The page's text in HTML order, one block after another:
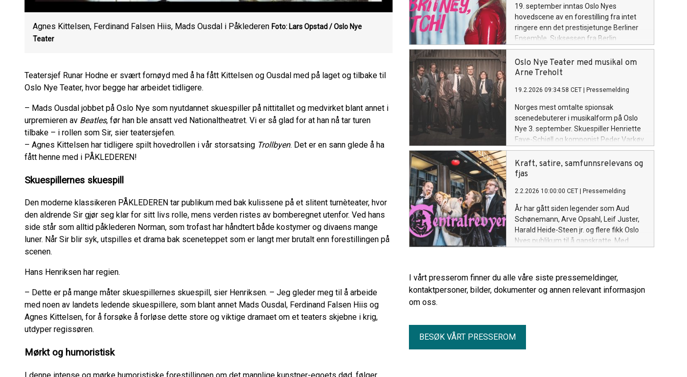
Agnes Kittelsen, Ferdinand Falsen Hiis, Mads Ousdal i Påklederen Foto: Lars Opstad /Oslo Nye
Teater
Teatersjef Runar Hodne er svært fornøyd med å ha fått Kittelsen og Ousdal med på laget og tilbake til
Oslo Nye Teater, hvor begge har arbeidet tidligere.
– Mads Ousdal jobbet på Oslo Nye som nyutdannet skuespiller på nittitallet og medvirket blant annet i
urpremieren av Beatles, før han ble ansatt ved Nationaltheatret. Vi er så glad for at han nå tar turen
tilbake – i rollen som Sir, sier teatersjefen.
– Agnes Kittelsen har tidligere spilt hovedrollen i vår storsatsing Trollbyen. Det er en sann glede å ha
fått henne med i PÅKLEDEREN!
Skuespillernes skuespill
Den moderne klassikeren PÅKLEDEREN tar publikum med bak kulissene på et slitent turnèteater, hvor
den aldrende Sir gjør seg klar for sitt livs rolle, mens verden ristes av bomberegnet utenfor. Ved hans
side står som alltid påklederen Norman, som trofast har håndtert både kostymer og divaens mange
luner. Når Sir blir syk, utspilles et drama bak sceneteppet som er langt mer brutalt enn forestillingen på
scenen.
Hans Henriksen har regien.
– Dette er på mange måter skuespillernes skuespill, sier Henriksen. – Jeg gleder meg til å arbeide
med noen av landets ledende skuespillere, som blant annet Mads Ousdal, Ferdinand Falsen Hiis og
Agnes Kittelsen, for å forsøke å forløse dette store og viktige dramaet om et teaters skjebne i krig,
utdyper regissøren.
Mørkt og humoristisk
19. september inntas Oslo Nyes
hovedscene av en forestilling fra intet
ringere enn det prestisjetunge Berliner
Ensemble. Suksessen fra Berlin
analyserer popdronningen Britney
Spears' opp-og nedturer, som kanskje
ikke var helt som media fremstilte de?
BITCH! spilles av Caroline Glomnes, kjent
fra drama-komedien Cammo på NRK,
som skaffet henne Gullruten som Beste
skuespiller, og hvor hun også er
manusforfatter og serieskaper.
Glomnes gleder stort seg til å gjøre
sin største utfordring.
Oslo Nye Teater med musikal om
Arne Treholt
19.2.2026 09:34:58 CET Pressemelding
Norges mest omtalte spionsak
scenedebuterer i musikalform på Oslo
Nye 3. september. Skuespiller Henriette
Faye-Schjøll og komponist Peder Varkøy
fester sin versjon av TREHOLT til papiret
i disse dager og kaller den "en
spionmusikal i gråsonen, basert på en
iscenesatt av folk som ikke var der". For
hvem var egentlig den omstridte Arne
Treholt?
Kraft, satire, samfunnsrelevans og
fjas
2.2.2026 10:00:00 CET Pressemelding
År har gått siden legender som Aud
Schønemann, Arve Opsahl, Leif Juster,
Harald Heide-Steen jr. og flere fikk Oslo
Nyes publikum til å gapskratte. Med
enn noen gang, skal man tro primus
motor for prosjektet, Karoline P. U. Schau
(26). 17. april er fem skuespillere og en
I vårt presserom finner du alle våre siste pressemeldinger,
kontaktpersoner, bilder, dokumenter og annen relevant informasjon
om oss.
BESØK VÅRT PRESSEROM